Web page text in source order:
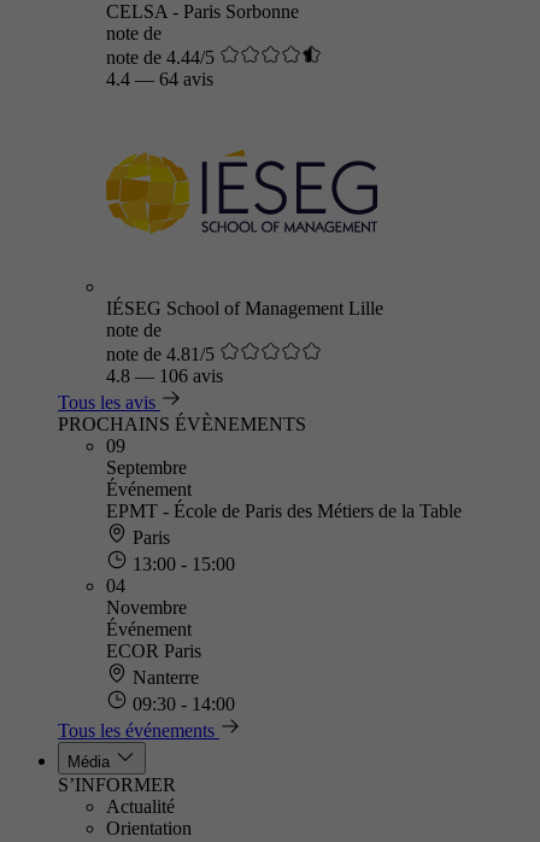
CELSA - Paris Sorbonne
note de
note de 4.44/5
4.4 — 64 avis
IÉSEG School of Management Lille
note de
note de 4.81/5
4.8 — 106 avis
Tous les avis
PROCHAINS ÉVÈNEMENTS
09
Septembre
Événement
EPMT - École de Paris des Métiers de la Table
Paris
13:00 - 15:00
04
Novembre
Événement
ECOR Paris
Nanterre
09:30 - 14:00
Tous les événements
Média
S’INFORMER
Actualité
Orientation